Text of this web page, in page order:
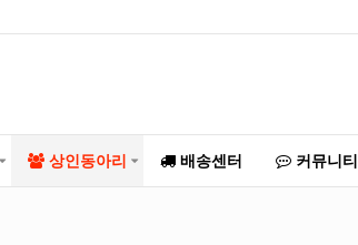
상인동아리 배송센터 커뮤니티